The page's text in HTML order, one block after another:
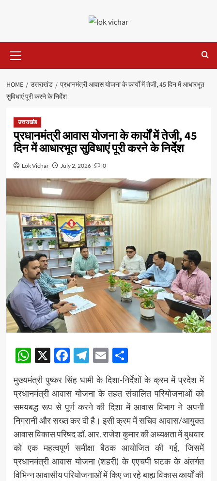
Menu
HOME उत्तराखंड
प्रधानमंत्री आवास योजना के कार्यों में तेजी, 45 दिन में आधारभूत
सुविधाएं पूरी करने के निर्देश
उत्तराखंड
प्रधानमंत्री आवास योजना के कार्यों में तेजी, 45
दिन में आधारभूत सुविधाएं पूरी करने के निर्देश
Lok Vichar July 2, 2026 0
WhatsApp
X Facebook
Telegram
EmailShare
मुख्यमंत्री पुष्कर सिंह धामी के दिशा-निर्देशों के क्रम में प्रदेश में
प्रधानमंत्री आवास योजना के तहत संचालित परियोजनाओं को
समयबद्ध रूप से पूर्ण करने की दिशा में आवास विभाग ने अपनी
निगरानी और सख्त कर दी है। इसी क्रम में सचिव आवास/आयुक्त
आवास विकास परिषद डॉ. आर. राजेश कुमार की अध्यक्षता में बुधवार
को एक महत्वपूर्ण समीक्षा बैठक आयोजित की गई, जिसमें
प्रधानमंत्री आवास योजना (शहरी) के एएचपी घटक के अंतर्गत
विभिन्न आवासीय परियोजनाओं में किए जा रहे बाह्य विकास कार्यों की